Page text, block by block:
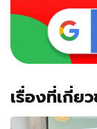
เรื่องที่เกี่ย